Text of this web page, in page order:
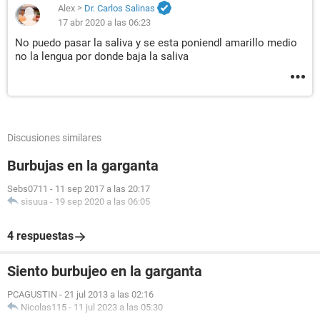
Alex > Dr. Carlos Salinas
17 abr 2020 a las 06:23
No puedo pasar la saliva y se esta poniendl amarillo medio
no la lengua por donde baja la saliva
Discusiones similares
Burbujas en la garganta
Sebs0711 - 11 sep 2017 a las 20:17
sisuua - 19 sep 2020 a las 06:05
4 respuestas
Siento burbujeo en la garganta
PCAGUSTIN - 21 jul 2013 a las 02:16
Nicolas115 - 11 jul 2023 a las 05:30